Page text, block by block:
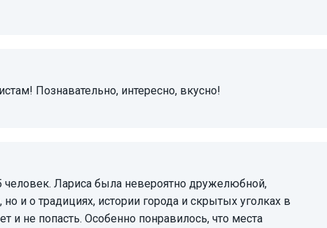
Познавательно, интересно, вкусно!
и о традициях, истории города и скрытых уголках в
и не попасть. Особенно понравилось, что места